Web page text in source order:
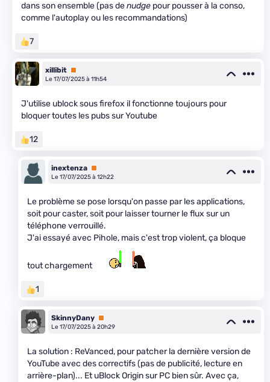
dans son ensemble (pas denudge pour pousser à la conso,
comme l'autoplay ou les recommandations)
7
xillibit Premium
Le 17/07/2025 à 11h54
J'utilise ublock sous firefox il fonctionne toujours pour
bloquer toutes les pubs sur Youtube
12
inextenza Premium
Le 17/07/2025 à 12h22
Le problème se pose lorsqu'on passe par les applications,
soit pour caster, soit pour laisser tourner le flux sur un
téléphone verrouillé.
J'ai essayé avec Pihole, mais c'est trop violent, ça bloque
tout chargement
1
SkinnyDany Premium
Le 17/07/2025 à 20h29
La solution : ReVanced, pour patcher la dernière version de
YouTube avec des correctifs (pas de publicité, lecture en
arrière-plan)... Et uBlock Origin sur PC bien sûr. Avec ça,